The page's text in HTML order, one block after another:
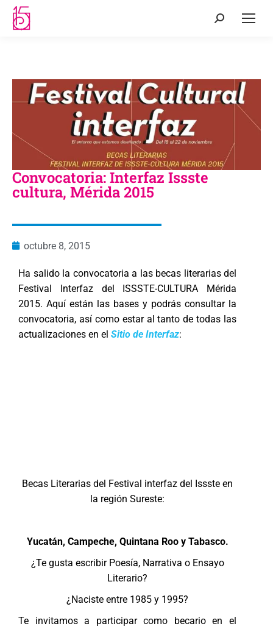
Convocatoria: Interfaz Issste
cultura, Mérida 2015
octubre 8, 2015
Ha salido la convocatoria a las becas literarias del
Festival Interfaz del ISSSTE-CULTURA Mérida
2015. Aquí están las bases y podrás consultar la
convocatoria, así como estar al tanto de todas las
actualizaciones en el Sitio de Interfaz:
Becas Literarias del Festival interfaz del Issste en
la región Sureste:
Yucatán, Campeche, Quintana Roo y Tabasco.
¿Te gusta escribir Poesía, Narrativa o Ensayo
Literario?
¿Naciste entre 1985 y 1995?
Te invitamos a participar como becario en el